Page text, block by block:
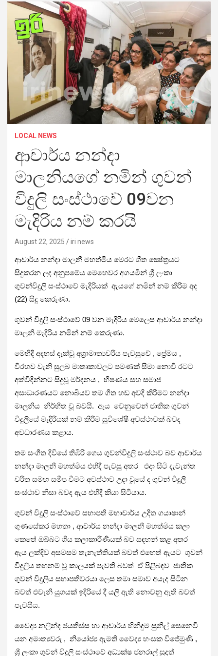
LOCAL NEWS
ආචාර්ය නන්දා
මාලනියගේ නමින් ගුවන්
විදුලි සංස්ථාවේ 09වන
මැදිරිය නම් කරයි
August 22, 2025 iri news
ආචාර්ය නන්දා මාලනී මහත්මිය මෙරට ගීත ක්‍ෂේත්‍රයට
සිදුකරන ලද අනුපමේය මෙහෙවර අගයමින් ශ්‍රී ලංකා
ගුවන්විදුලි සංස්ථාවේ මැදිරියක් ඇයගේ නමින් නම් කිරීම අද
(22) සිදු කෙරුණා.
ගුවන් විදුලි සංස්ථාවේ 09 වන මැදිරිය මෙලෙස ආචාර්ය නන්දා
මාලනි මැදිරිය නමින් නම් කෙරුණා.
මෙහිදී අදහස් දැක්වූ අග්‍රාමාත්‍යවරිය පැවසුවේ , ප්‍රේමය ,
විරහව වැනි සුලබ මාතෘකාවලට පමණක් සීමා නොවී රටට
අත්විඳින්නට සිදුවූ මර්දනය , භීෂණය සහ සමාජ
අසාධාරණයට නොබියව තම ගීත හඩ අවදි කිරීමට නන්දා
මාලනිය නිර්භීත වූ බවයි. ඇය වෙනුවෙන් ජාතික ගුවන්
විදුලියේ මැදිරියක් නම් කිරීම සුවිශේෂී අවස්ථාවක් බවද
අවධාරණය කළාය.
තම සංගීත දිවියේ තිඹිරි ගෙය ගුවන්විදුලි සංස්ථාව බව ආචාර්ය
නන්දා මාලනී මහත්මිය එහිදී පැවසු අතර එදා සිටි දැවැන්ත
චරිත සමඟ සමීප වීමට අවස්ථාව උදා වූයේ ද ගුවන් විදුලි
සංස්ථාව නිසා බවද ඇය එහිදී කියා සිටියාය.
ගුවන් විදුලි සංස්ථාවේ සභාපති මහාචාර්ය උදිත ගයාෂාන්
ගුණසේකර මහතා , ආචාර්ය නන්දා මාලනී මහත්මිය කලා
කෙතේ ඔබ්බට ගිය කලාකාරිණියක් බව සඳහන් කළ අතර
ඇය ලක්දිව අසමසම තැනැත්තියක් බවත් එහෙත් ඇයට ගුවන්
විදුලිය තහනම් වූ කාලයක් පැවති බවත් ඒ පිළිබඳව ජාතික
ගුවන් විදුලිය සභාපතිවරයා ලෙස තමා සමාව අයැද සිටින
බවත් එවැනි යුගයක් ඉදිරියේ දී යලි ඇති නොවනු ඇති බවත්
පැවසීය.
වෛද්‍ය නලින්ද ජයතිස්ස හා ආචාර්ය හිනිදුම සුනිල් සෙනෙවි
යන අමාත්‍යවරු , නියෝජ්‍ය ඇමති වෛද්‍ය හංසක විජේමුණි ,
ශ්‍රී ලංකා ගුවන් විදුලි සංස්ථාවේ අධ්‍යක්ෂ ජනරාල් සුදත්